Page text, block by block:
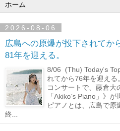
2026-08-06
広島への原爆が投下されてか
81年を迎える。
8/06 (Thu) Today's
れてから76年を迎える
コンサートで、藤倉大
「Akiko’s Piano」》
ピアノとは、広島で原
終...